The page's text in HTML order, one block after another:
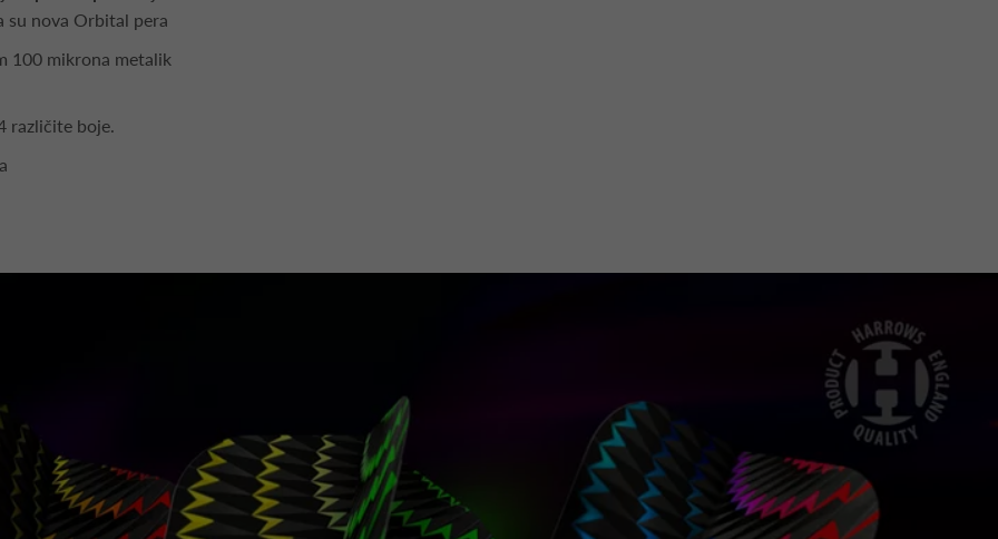
su nova Orbital pera
100 mikrona metalik
različite boje.